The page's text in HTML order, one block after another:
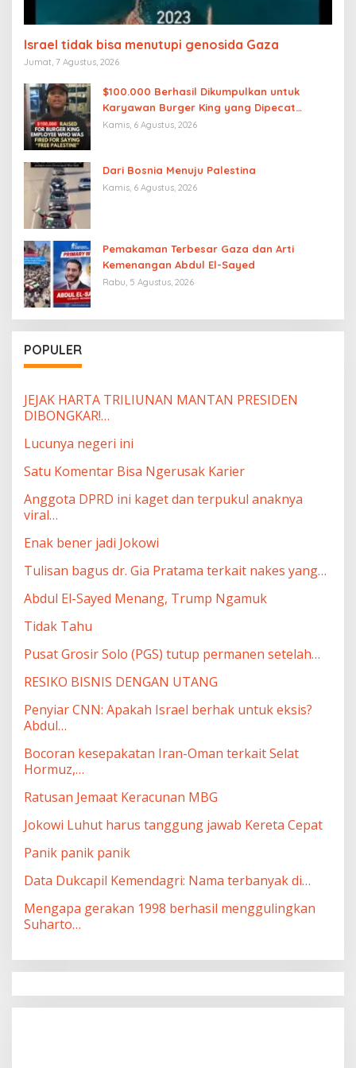
Israel tidak bisa menutupi genosida Gaza
Jumat, 7 Agustus, 2026
$100.000 Berhasil Dikumpulkan untuk
Karyawan Burger King yang Dipecat
karena Mengucapkan “Free Palestine”
Kamis, 6 Agustus, 2026
Dari Bosnia Menuju Palestina
Kamis, 6 Agustus, 2026
Pemakaman Terbesar Gaza dan Arti
Kemenangan Abdul El-Sayed
Rabu, 5 Agustus, 2026
POPULER
JEJAK HARTA TRILIUNAN MANTAN PRESIDEN
DIBONGKAR!…
Lucunya negeri ini
Satu Komentar Bisa Ngerusak Karier
Anggota DPRD ini kaget dan terpukul anaknya
viral…
Enak bener jadi Jokowi
Tulisan bagus dr. Gia Pratama terkait nakes yang…
Abdul El-Sayed Menang, Trump Ngamuk
Tidak Tahu
Pusat Grosir Solo (PGS) tutup permanen setelah…
RESIKO BISNIS DENGAN UTANG
Penyiar CNN: Apakah Israel berhak untuk eksis?
Abdul…
Bocoran kesepakatan Iran-Oman terkait Selat
Hormuz,…
Ratusan Jemaat Keracunan MBG
Jokowi Luhut harus tanggung jawab Kereta Cepat
Panik panik panik
Data Dukcapil Kemendagri: Nama terbanyak di…
Mengapa gerakan 1998 berhasil menggulingkan
Suharto…